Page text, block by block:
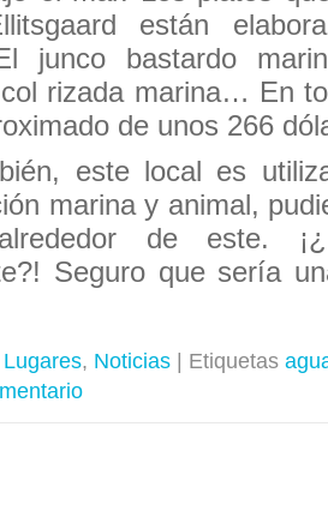
están
junco bastardo
rizada marina… En
de unos 266
este local es
marina y animal,
de este.
Seguro que sería
Lugares, Noticias Etiquetas